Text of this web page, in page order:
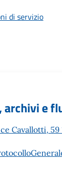
di servizio
e
Cavallotti, 59